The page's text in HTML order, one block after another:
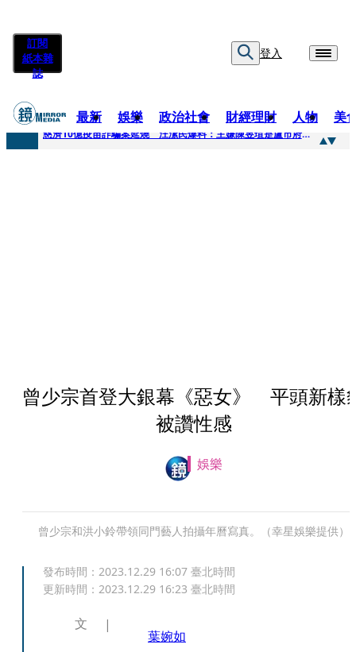
訂閱
紙本雜
誌
登入
最新 娛樂 政治社會 財經理財 人物 美
快訊
慈濟10億疫苗詐騙案延燒 汪潔民爆料：主嫌陳昱瑄是盧市府法律顧問
曾少宗首登大銀幕《惡女》 平頭新樣
被讚性感
娛樂
曾少宗和洪小鈴帶領同門藝人拍攝年曆寫真。（幸星娛樂提供）
發布時間： 2023.12.29 16:07 臺北時間
更新時間： 2023.12.29 16:23 臺北時間
文
葉婉如